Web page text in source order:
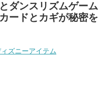
ダンスリズムゲーム
ードとカギが秘密を
ズニーアイテム